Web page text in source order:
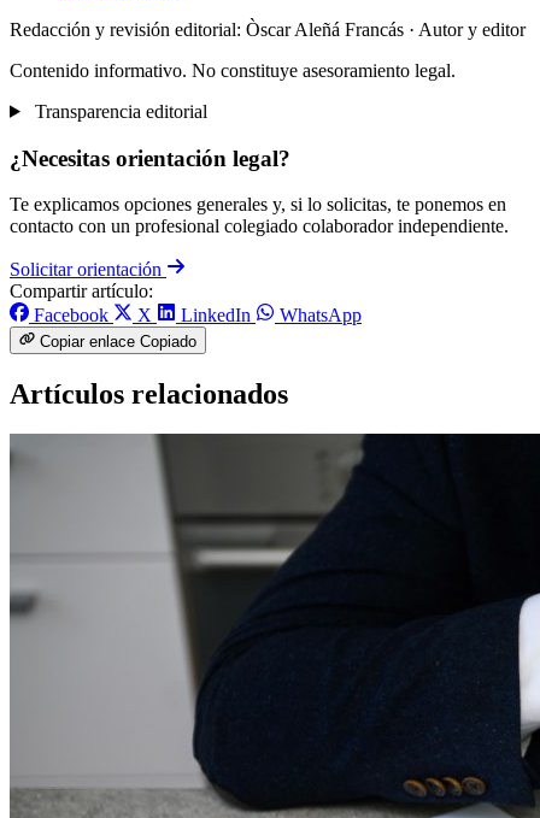
Redacción y revisión editorial: Òscar Aleñá Francás · Autor y editor
Contenido informativo. No constituye asesoramiento legal.
Transparencia editorial
¿Necesitas orientación legal?
Te explicamos opciones generales y, si lo solicitas, te ponemos en
contacto con un profesional colegiado colaborador independiente.
Solicitar orientación
Compartir artículo:
Facebook
X LinkedIn WhatsApp
Copiar enlace Copiado
Artículos relacionados